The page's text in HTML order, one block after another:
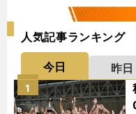
人気記事ランキング
今日 昨日
1